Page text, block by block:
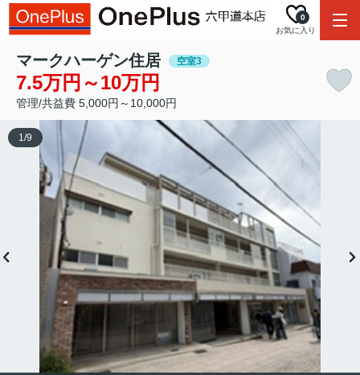
お気に入り
0
マークハーゲン住居 空室3
7.5万円～10万円
管理/共益費 5,000円～10,000円
1/9